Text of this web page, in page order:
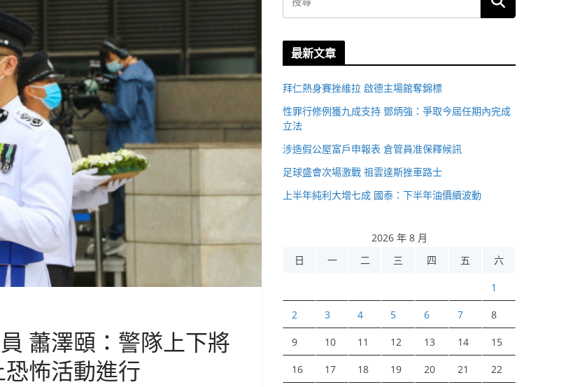
蕭澤頤：警隊上下將
怖活動進行
最新文章
拜仁熱身賽挫維拉 啟德主場館奪錦標
性罪行修例獲九成支持 鄧炳強：爭取今屆任期內完成
立法
涉造假公屋富戶申報表 倉管員准保釋候訊
足球盛會次場激戰 祖雲達斯挫車路士
上半年純利大增七成 國泰：下半年油價續波動
2026 年 8 月
日
一 二 三 四 五 六
1
2 3 4 5 6 7 8
9 10 11 12 13 14 15
16 17 18 19 20 21 22